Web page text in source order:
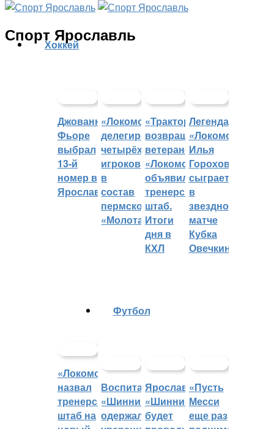
Спорт Ярославль
Хоккей
Джованни
Фьоре
выбрал
13-й
номер в
Ярославле
«Локомотив»
делегировал
четырёх
игроков
в
состав
пермского
«Молота»
«Трактор»
возвращает
ветеранов,
«Локомотив»
объявил
тренерский
штаб.
Итоги
дня в
КХЛ
Легенда
«Локомотива»
Илья
Горохов
сыграет
в
звездном
матче
Кубка
Овечкина
«Локомотив»
назвал
тренерский
штаб на
Футбол
Воспитанники
«Шинника»
одержали
Ярославский
«Шинник»
будет
«Пусть
Месси
еще раз